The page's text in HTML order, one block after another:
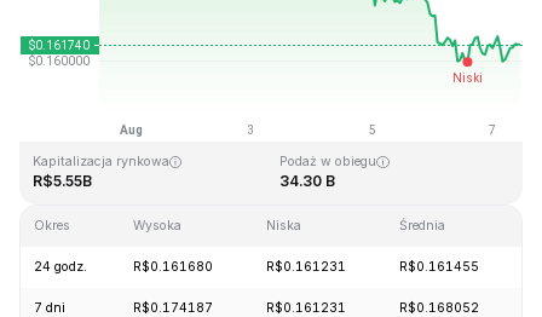
R$0.875563 R$0.000476
Kapitalizacja rynkowa
R$5.55B
Podaż w obiegu
34.30 B
Okres Wysoka Niska Średnia
24 godz. R$0.161680 R$0.161231 R$0.161455
7 dni R$0.174187 R$0.161231 R$0.168052